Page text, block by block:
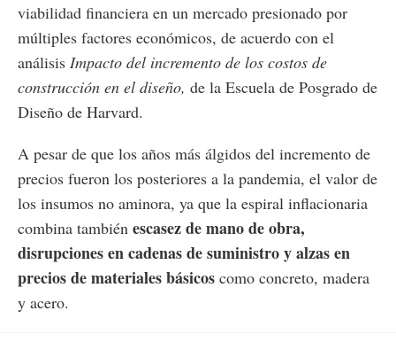
viabilidad financiera en un mercado presionado por
múltiples factores económicos, de acuerdo con el
análisis Impacto del incremento de los costos de
construcción en el diseño, de la Escuela de Posgrado de
Diseño de Harvard.
A pesar de que los años más álgidos del incremento de
precios fueron los posteriores a la pandemia, el valor de
los insumos no aminora, ya que la espiral inflacionaria
combina también escasez de mano de obra,
disrupciones en cadenas de suministro y alzas en
precios de materiales básicos como concreto, madera
y acero.